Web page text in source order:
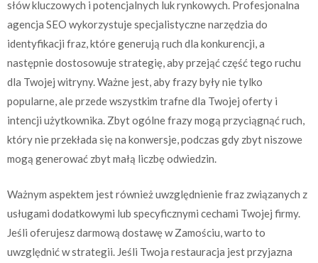
słów kluczowych i potencjalnych luk rynkowych. Profesjonalna
agencja SEO wykorzystuje specjalistyczne narzędzia do
identyfikacji fraz, które generują ruch dla konkurencji, a
następnie dostosowuje strategię, aby przejąć część tego ruchu
dla Twojej witryny. Ważne jest, aby frazy były nie tylko
popularne, ale przede wszystkim trafne dla Twojej oferty i
intencji użytkownika. Zbyt ogólne frazy mogą przyciągnąć ruch,
który nie przekłada się na konwersje, podczas gdy zbyt niszowe
mogą generować zbyt małą liczbę odwiedzin.
Ważnym aspektem jest również uwzględnienie fraz związanych z
usługami dodatkowymi lub specyficznymi cechami Twojej firmy.
Jeśli oferujesz darmową dostawę w Zamościu, warto to
uwzględnić w strategii. Jeśli Twoja restauracja jest przyjazna